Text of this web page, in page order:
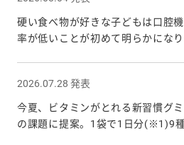
硬い食べ物が好きな子どもは口腔
率が低いことが初めて明らかになり
2026.07.28 発表
今夏、ビタミンがとれる新習慣グ
の課題に提案。1袋で1日分(※1)9